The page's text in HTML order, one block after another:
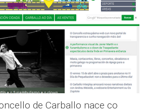
de Carballo nace co